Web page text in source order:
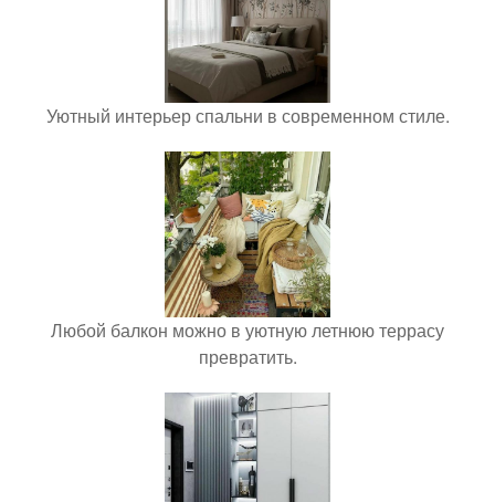
Уютный интерьер спальни в современном стиле.
Любой балкон можно в уютную летнюю террасу
превратить.